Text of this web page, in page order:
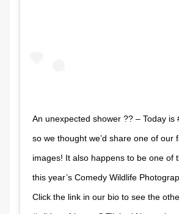
An unexpected shower ?? – Today is
so we thought we’d share one of our
images! It also happens to be one of
this year’s Comedy Wildlife
Click the link in our bio to see the